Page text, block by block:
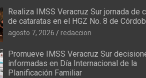
Realiza IMSS Veracruz Sur jornada de
de cataratas en el HGZ No. 8 de
agosto 7, 2026 redaccion
Promueve IMSS Veracruz Sur
informadas en Día Internacional de la
Planificación Familiar